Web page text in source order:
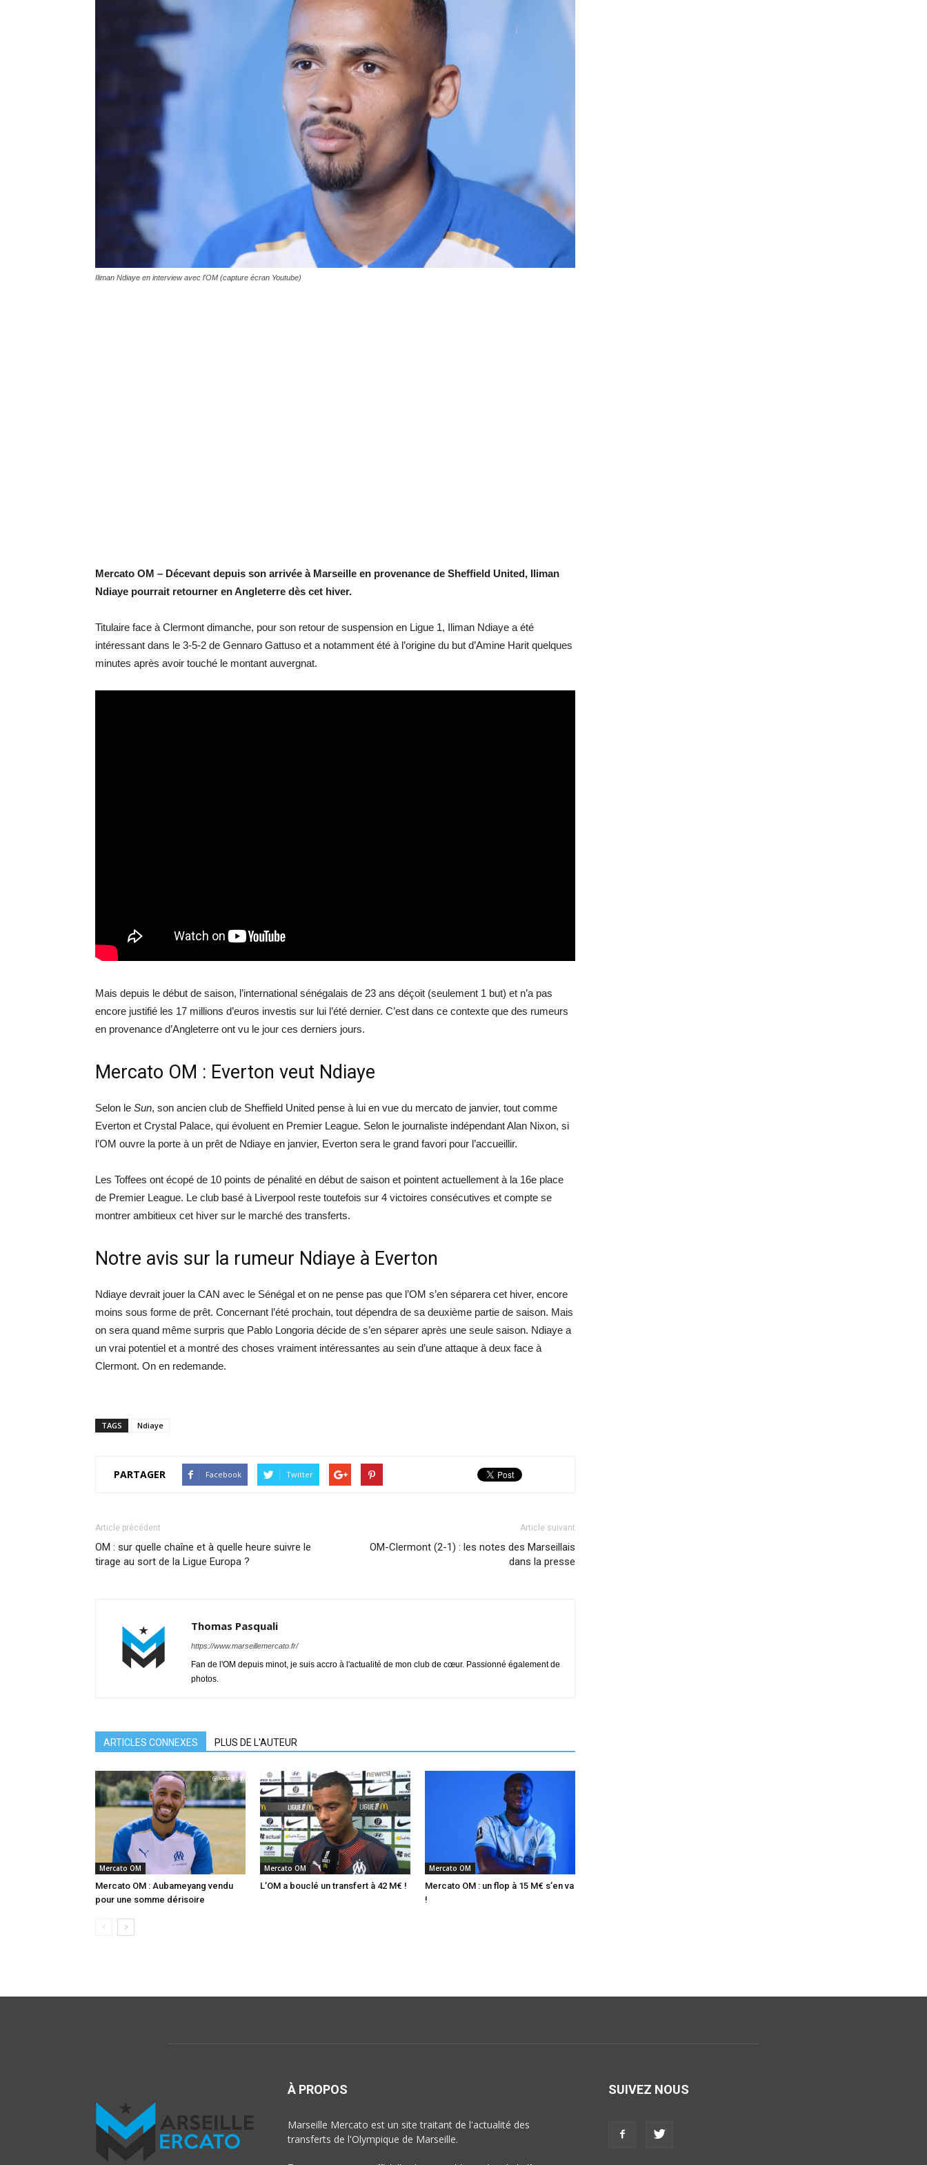
Iliman Ndiaye en interview avec l'OM (capture écran Youtube)
Mercato OM – Décevant depuis son arrivée à Marseille en provenance de Sheffield United, Iliman
Ndiaye pourrait retourner en Angleterre dès cet hiver.
Titulaire face à Clermont dimanche, pour son retour de suspension en Ligue 1, Iliman Ndiaye a été
intéressant dans le 3-5-2 de Gennaro Gattuso et a notamment été à l’origine du but d’Amine Harit quelques
minutes après avoir touché le montant auvergnat.
Mais depuis le début de saison, l’international sénégalais de 23 ans déçoit (seulement 1 but) et n’a pas
encore justifié les 17 millions d’euros investis sur lui l’été dernier. C’est dans ce contexte que des rumeurs
en provenance d’Angleterre ont vu le jour ces derniers jours.
Mercato OM : Everton veut Ndiaye
Selon le Sun, son ancien club de Sheffield United pense à lui en vue du mercato de janvier, tout comme
Everton et Crystal Palace, qui évoluent en Premier League. Selon le journaliste indépendant Alan Nixon, si
l’OM ouvre la porte à un prêt de Ndiaye en janvier, Everton sera le grand favori pour l’accueillir.
Les Toffees ont écopé de 10 points de pénalité en début de saison et pointent actuellement à la 16e place
de Premier League. Le club basé à Liverpool reste toutefois sur 4 victoires consécutives et compte se
montrer ambitieux cet hiver sur le marché des transferts.
Notre avis sur la rumeur Ndiaye à Everton
Ndiaye devrait jouer la CAN avec le Sénégal et on ne pense pas que l’OM s’en séparera cet hiver, encore
moins sous forme de prêt. Concernant l’été prochain, tout dépendra de sa deuxième partie de saison. Mais
on sera quand même surpris que Pablo Longoria décide de s’en séparer après une seule saison. Ndiaye a
un vrai potentiel et a montré des choses vraiment intéressantes au sein d’une attaque à deux face à
Clermont. On en redemande.
TAGS Ndiaye
PARTAGER Facebook Twitter
Article précédent
OM : sur quelle chaîne et à quelle heure suivre le
tirage au sort de la Ligue Europa ?
Article suivant
OM-Clermont (2-1) : les notes des Marseillais
dans la presse
Thomas Pasquali
https://www.marseillemercato.fr/
Fan de l'OM depuis minot, je suis accro à l'actualité de mon club de cœur. Passionné également de
photos.
ARTICLES CONNEXES PLUS DE L'AUTEUR
Mercato OM
Mercato OM : Aubameyang vendu
pour une somme dérisoire
Mercato OM
L’OM a bouclé un transfert à 42 M€ !
Mercato OM
Mercato OM : un flop à 15 M€ s’en va
!
À PROPOS
Marseille Mercato est un site traitant de l'actualité des
transferts de l'Olympique de Marseille.
SUIVEZ NOUS